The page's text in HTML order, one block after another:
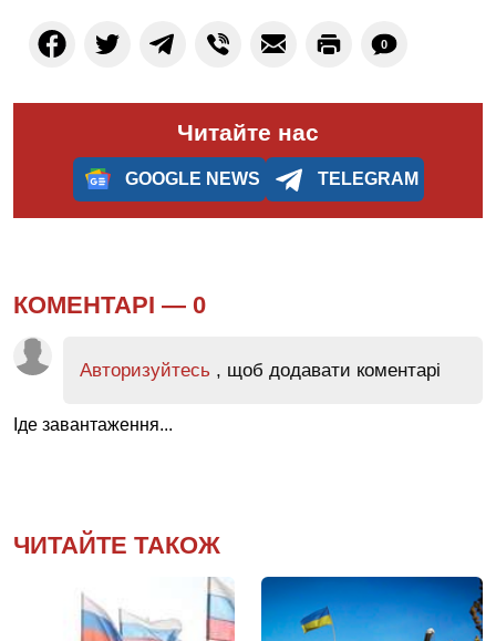
0
Читайте нас
GOOGLE NEWS TELEGRAM
КОМЕНТАРІ — 0
Авторизуйтесь , щоб додавати коментарі
Іде завантаження...
ЧИТАЙТЕ ТАКОЖ